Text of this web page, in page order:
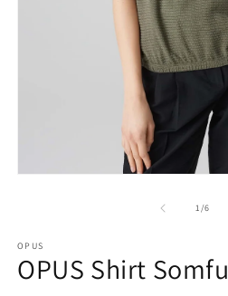
1/von
6
OPUS
OPUS Shirt Somfu